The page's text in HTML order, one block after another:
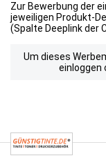
Zur Bewerbung der
jeweiligen Produkt-
(Spalte Deeplink der
Um dieses
einloggen